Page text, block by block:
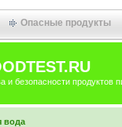
Опасные продукты
и безопасности продуктов
вода